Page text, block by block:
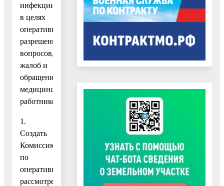
инфекции,
в целях
оперативного
разрешения
вопросов,
жалоб и
обращений
медицинских
работников:
1.
Создать
Комиссию
по
оперативному
рассмотрению